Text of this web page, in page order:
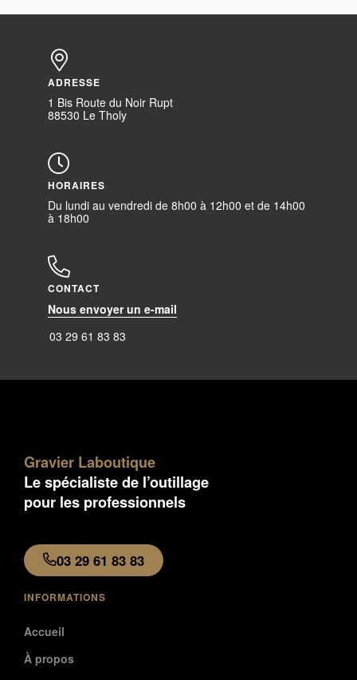
ADRESSE
1 Bis Route du Noir Rupt
88530 Le Tholy
HORAIRES
Du lundi au vendredi de 8h00 à 12h00 et de 14h00
à 18h00
CONTACT
Nous envoyer un e-mail
03 29 61 83 83
Gravier Laboutique
Le spécialiste de l’outillage
pour les professionnels
03 29 61 83 83
INFORMATIONS
Accueil
À propos